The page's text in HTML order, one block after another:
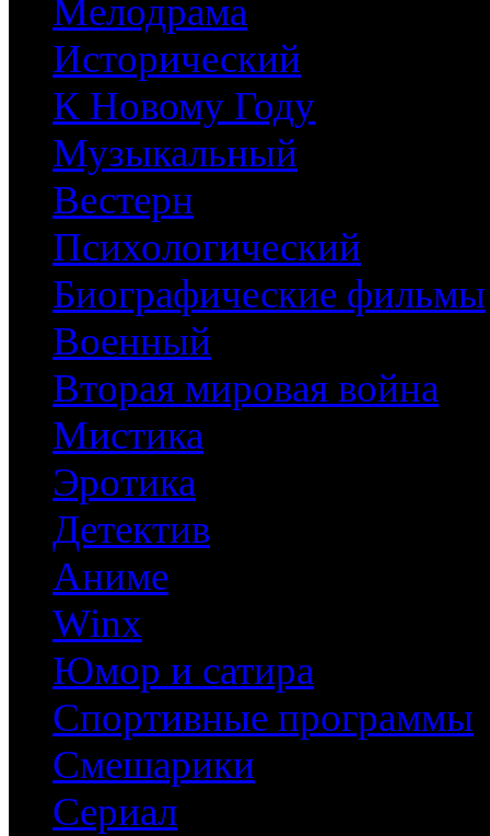
Мелодрама
Исторический
К Новому Году
Музыкальный
Вестерн
Психологический
Биографические фильмы
Военный
Вторая мировая война
Мистика
Эротика
Детектив
Аниме
Winx
Юмор и сатира
Спортивные программы
Смешарики
Сериал